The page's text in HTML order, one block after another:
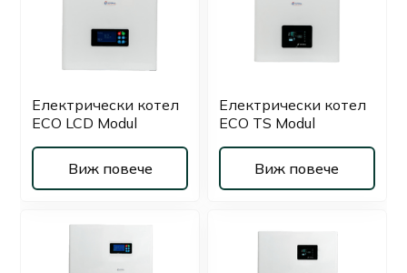
Електрически котел
ECO LCD Modul
Виж повече
Електрически котел
ECO TS Modul
Виж повече